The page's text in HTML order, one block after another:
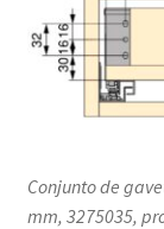
Conjunto de
mm, 3275035,